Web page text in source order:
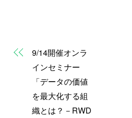
9/14開催オンラ
インセミナー
「データの価値
を最大化する組
織とは？－RWD